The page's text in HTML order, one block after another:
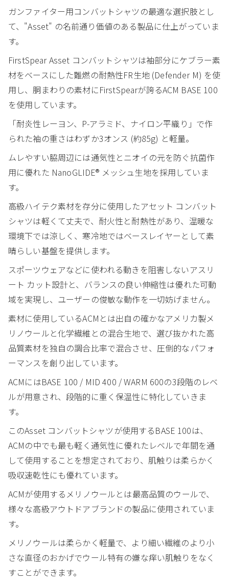
ガンファイター用コンバットシャツの最適な選択肢とし
て、"Asset" の名前通り価値のある製品に仕上がっていま
す。
FirstSpear Asset コンバットシャツは袖部分にケブラー素
材をベースにした難燃の耐熱性FR生地 (Defender M) を使
用し、胴まわりの素材にFirstSpearが誇るACM BASE 100
を使用しています。
「耐炎性レーヨン、P-アラミド、ナイロン平織り」で作
られた袖の重さはわずか3オンス (約85g) と軽量。
ムレやすい脇周辺には通気性とニオイの元を防ぐ抗菌作
用に優れた NanoGLIDE® メッシュ生地を採用していま
す。
高級ハイテク素材を存分に使用したアセット コンバット
シャツは軽くて丈夫で、耐火性と耐熱性があり、温暖な
環境下では涼しく、寒冷地ではベースレイヤーとして素
晴らしい基盤を提供します。
スポーツウェアなどに使われる動きを阻害しないアスリ
ート カット設計と、バランスの良い伸縮性は優れた可動
域を実現し、ユーザーの俊敏な動作を一切妨げません。
素材に使用しているACMとは出自の確かなアメリカ製メ
リノウールと化学繊維との混合生地で、選び抜かれた高
品質素材を独自の調合比率で混合させ、圧倒的なパフォ
ーマンスを創り出しています。
ACMにはBASE 100 / MID 400 / WARM 600の3段階のレベ
ルが用意され、段階的に重く保温性に特化していきま
す。
このAsset コンバットシャツが使用するBASE 100は、
ACMの中でも最も軽く通気性に優れたレベルで年間を通
して使用することを想定されており、肌触りは柔らかく
吸収速乾性にも優れています。
ACMが使用するメリノウールとは最高品質のウールで、
様々な高級アウトドアブランドの製品に使用されていま
す。
メリノウールは柔らかく軽量で、より細い繊維のより小
さな直径のおかげでウール特有の嫌な痒い肌触りをなく
すことができます。